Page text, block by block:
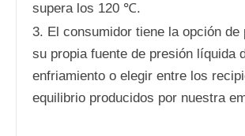
supera los 120 ℃.
3. El consumidor tiene la opción de
su propia fuente de presión líquida
enfriamiento o elegir entre los
equilibrio producidos por nuestra